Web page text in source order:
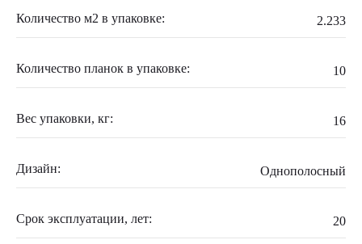
Количество м2 в упаковке: 2.233
Количество планок в упаковке: 10
Вес упаковки, кг: 16
Дизайн: Однополосный
Срок эксплуатации, лет: 20